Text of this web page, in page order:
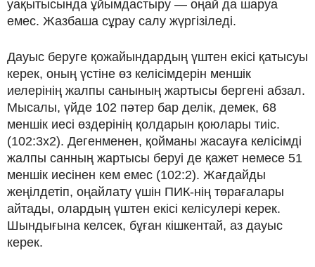
уақытысында ұйымдастыру — оңай да шаруа
емес. Жазбаша сұрау салу жүргізіледі.
Дауыс беруге қожайындардың үштен екісі қатысуы
керек, оның үстіне өз келісімдерін меншік
иелерінің жалпы санының жартысы бергені абзал.
Мысалы, үйде 102 пәтер бар делік, демек, 68
меншік иесі өздерінің қолдарын қоюлары тиіс.
(102:3х2). Дегенменен, қойманы жасауға келісімді
жалпы санның жартысы беруі де қажет немесе 51
меншік иесінен кем емес (102:2). Жағдайды
жеңілдетіп, оңайлату үшін ПИК-нің төрағалары
айтады, олардың үштен екісі келісулері керек.
Шындығына келсек, бұған кішкентай, аз дауыс
керек.